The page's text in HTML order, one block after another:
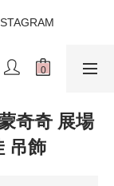
直接從ig連結網站
接從ig連結網站
奇奇 展場
吊飾